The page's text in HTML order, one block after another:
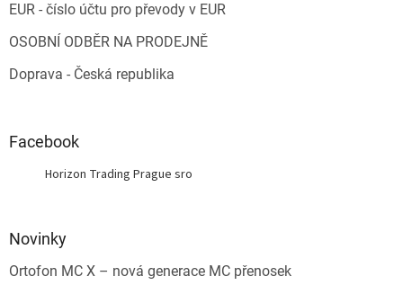
EUR - číslo účtu pro převody v EUR
OSOBNÍ ODBĚR NA PRODEJNĚ
Doprava - Česká republika
Facebook
Horizon Trading Prague sro
Novinky
Ortofon MC X – nová generace MC přenosek